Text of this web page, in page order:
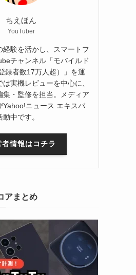
ちえほん
YouTuber
経験を活かし、スマートフ
チャンネル「モバイルド
録者数17万人超）」を運
実機レビューを中心に、
集・監修を担当。メディア
Yahoo!ニュース エキスパ
中です。
者情報はコチラ
アまとめ